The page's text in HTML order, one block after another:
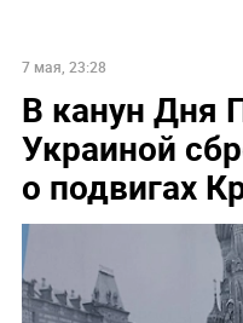
7 мая, 23:28
В канун Дня
Украиной
о подвигах